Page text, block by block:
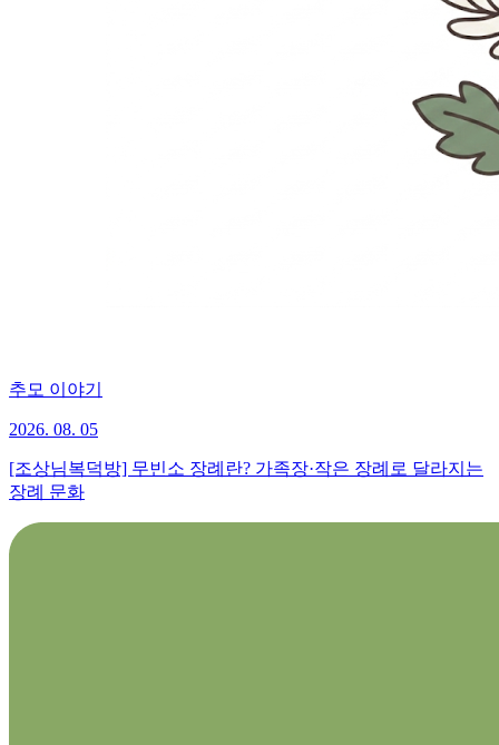
추모 이야기
2026. 08. 05
[조상님복덕방] 무빈소 장례란? 가족장·작은 장례로 달라지는
장례 문화